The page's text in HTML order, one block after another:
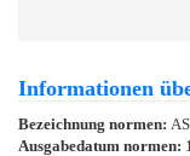
Informationen
Bezeichnung normen:
Ausgabedatum normen: